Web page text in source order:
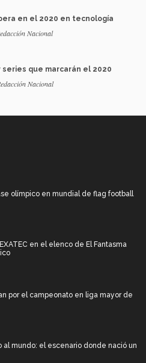
en el 2020 en tecnología
Nacional
series que marcarán el 2020
Nacional
olímpico en mundial de flag football
en el elenco de El Fantasma
por el campeonato en liga mayor de
al mundo: el escenario donde nació un